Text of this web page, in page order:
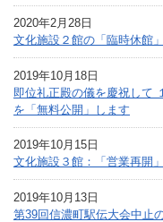
2020年2月28日
文化施設２館の「臨時休館
2019年10月18日
即位礼正殿の儀を慶祝して
を「無料公開」します
2019年10月15日
文化施設３館：「営業再開
2019年10月13日
第39回信濃町駅伝大会中止